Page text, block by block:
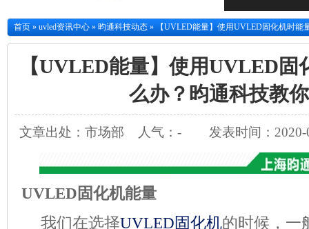
首页 » uvled资讯中心 » 昀通科技动态 » 【UVLED能量】使用UVLED固化机时
【UVLED能量】使用UVLED固
么办？昀通科技教
文章出处：市场部 人气： - 发表时间：
UVLED 固化机能量
我们在选择UVLED固化机的时候，一